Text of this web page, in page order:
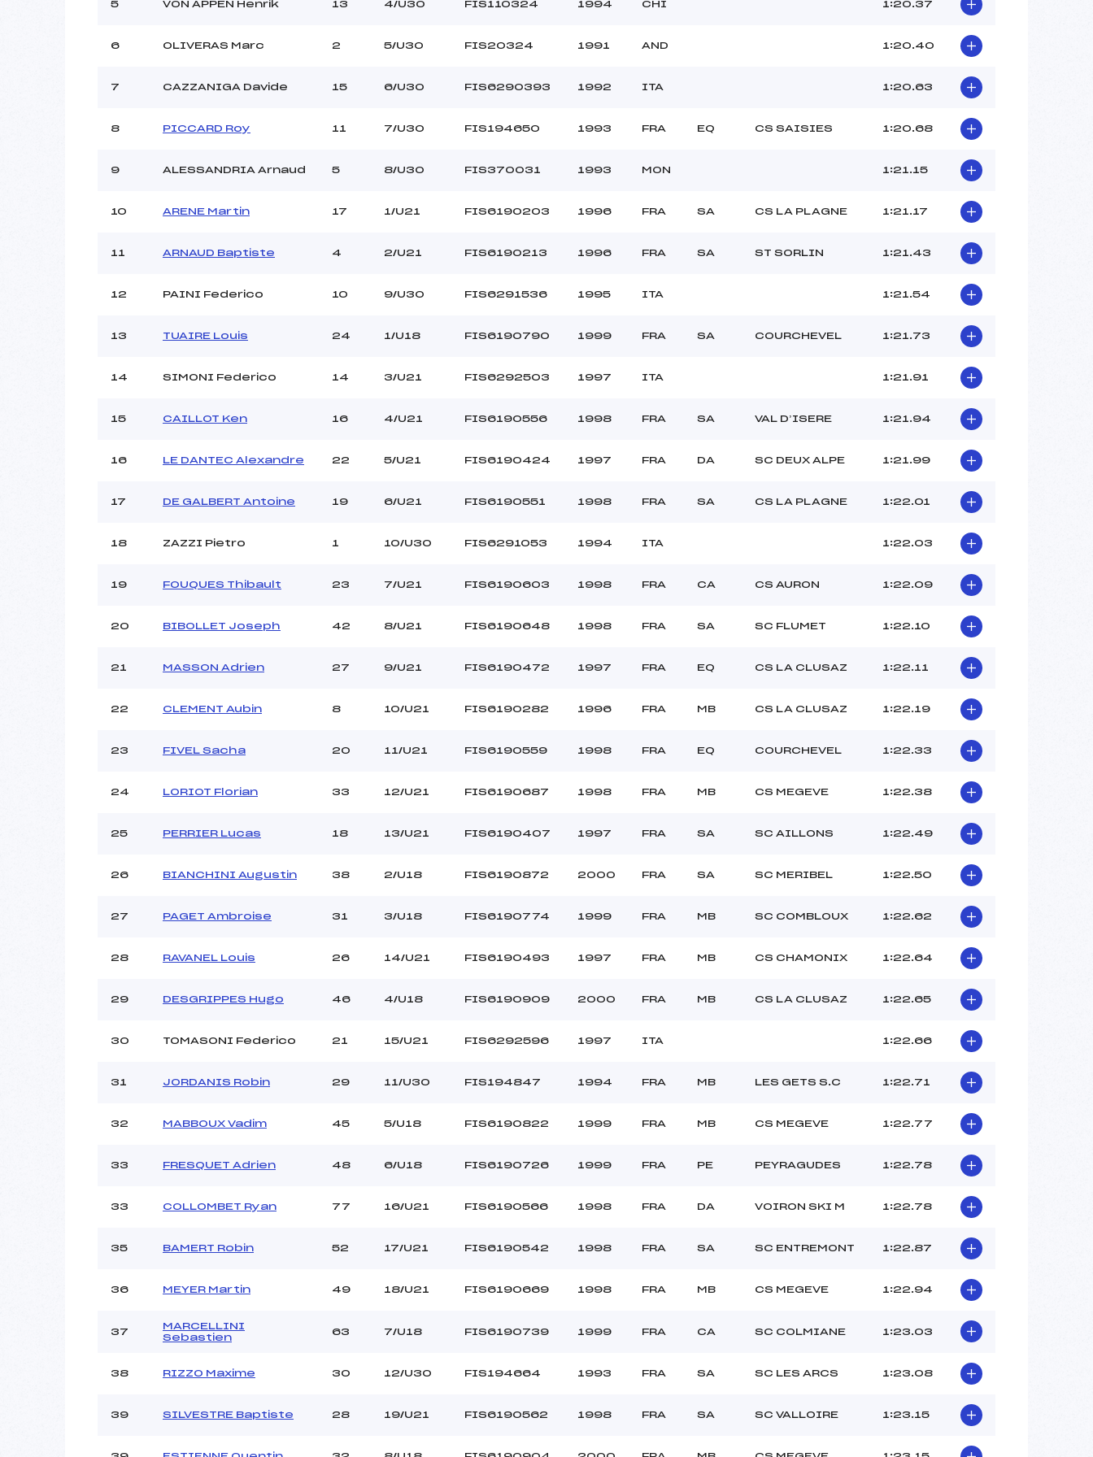
Pénalité appliquée :
12.3500
5 VON APPEN Henrik 13 4/U30 FIS110324 1994 CHI 1:20.37
6 OLIVERAS Marc 2 5/U30 FIS20324 1991 AND 1:20.40
7 CAZZANIGA Davide 15 6/U30 FIS6290393 1992 ITA 1:20.63
8 PICCARD Roy 11 7/U30 FIS194650 1993 FRA EQ CS SAISIES 1:20.68
9 ALESSANDRIA Arnaud 5 8/U30 FIS370031 1993 MON 1:21.15
10 ARENE Martin 17 1/U21 FIS6190203 1996 FRA SA CS LA PLAGNE 1:21.17
11 ARNAUD Baptiste 4 2/U21 FIS6190213 1996 FRA SA ST SORLIN 1:21.43
12 PAINI Federico 10 9/U30 FIS6291536 1995 ITA 1:21.54
13 TUAIRE Louis 24 1/U18 FIS6190790 1999 FRA SA COURCHEVEL 1:21.73
14 SIMONI Federico 14 3/U21 FIS6292503 1997 ITA 1:21.91
15 CAILLOT Ken 16 4/U21 FIS6190556 1998 FRA SA VAL D’ISERE 1:21.94
16 LE DANTEC Alexandre 22 5/U21 FIS6190424 1997 FRA DA SC DEUX ALPE 1:21.99
17 DE GALBERT Antoine 19 6/U21 FIS6190551 1998 FRA SA CS LA PLAGNE 1:22.01
18 ZAZZI Pietro 1 10/U30 FIS6291053 1994 ITA 1:22.03
19 FOUQUES Thibault 23 7/U21 FIS6190603 1998 FRA CA CS AURON 1:22.09
20 BIBOLLET Joseph 42 8/U21 FIS6190648 1998 FRA SA SC FLUMET 1:22.10
21 MASSON Adrien 27 9/U21 FIS6190472 1997 FRA EQ CS LA CLUSAZ 1:22.11
22 CLEMENT Aubin 8 10/U21 FIS6190282 1996 FRA MB CS LA CLUSAZ 1:22.19
23 FIVEL Sacha 20 11/U21 FIS6190559 1998 FRA EQ COURCHEVEL 1:22.33
24 LORIOT Florian 33 12/U21 FIS6190687 1998 FRA MB CS MEGEVE 1:22.38
25 PERRIER Lucas 18 13/U21 FIS6190407 1997 FRA SA SC AILLONS 1:22.49
26 BIANCHINI Augustin 38 2/U18 FIS6190872 2000 FRA SA SC MERIBEL 1:22.50
27 PAGET Ambroise 31 3/U18 FIS6190774 1999 FRA MB SC COMBLOUX 1:22.62
28 RAVANEL Louis 26 14/U21 FIS6190493 1997 FRA MB CS CHAMONIX 1:22.64
29 DESGRIPPES Hugo 46 4/U18 FIS6190909 2000 FRA MB CS LA CLUSAZ 1:22.65
30 TOMASONI Federico 21 15/U21 FIS6292596 1997 ITA 1:22.66
31 JORDANIS Robin 29 11/U30 FIS194847 1994 FRA MB LES GETS S.C 1:22.71
32 MABBOUX Vadim 45 5/U18 FIS6190822 1999 FRA MB CS MEGEVE 1:22.77
33 FRESQUET Adrien 48 6/U18 FIS6190726 1999 FRA PE PEYRAGUDES 1:22.78
33 COLLOMBET Ryan 77 16/U21 FIS6190566 1998 FRA DA VOIRON SKI M 1:22.78
35 BAMERT Robin 52 17/U21 FIS6190542 1998 FRA SA SC ENTREMONT 1:22.87
36 MEYER Martin 49 18/U21 FIS6190669 1998 FRA MB CS MEGEVE 1:22.94
37
MARCELLINI
Sebastien
63 7/U18 FIS6190739 1999 FRA CA SC COLMIANE 1:23.03
38 RIZZO Maxime 30 12/U30 FIS194664 1993 FRA SA SC LES ARCS 1:23.08
39 SILVESTRE Baptiste 28 19/U21 FIS6190562 1998 FRA SA SC VALLOIRE 1:23.15